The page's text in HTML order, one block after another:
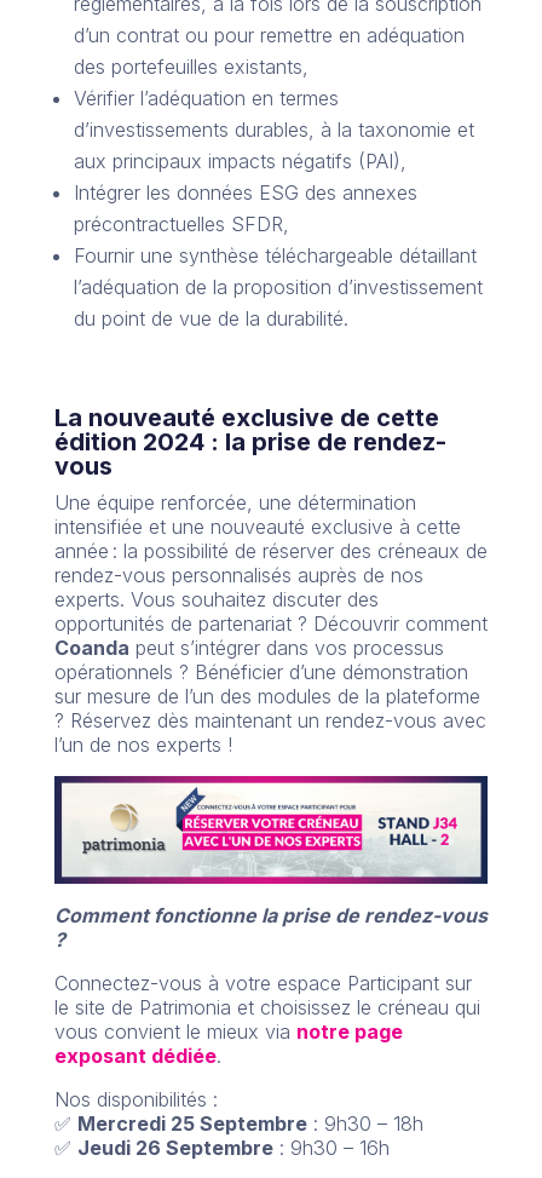
d’un contrat ou pour remettre en adéquation
des portefeuilles existants,
Vérifier l’adéquation en termes
d’investissements durables, à la taxonomie et
aux principaux impacts négatifs (PAI),
Intégrer les données ESG des annexes
précontractuelles SFDR,
Fournir une synthèse téléchargeable détaillant
l’adéquation de la proposition d’investissement
du point de vue de la durabilité.
La nouveauté exclusive de cette
édition 2024 : la prise de rendez-
vous
Une équipe renforcée, une détermination
intensifiée et une nouveauté exclusive à cette
année : la possibilité de réserver des créneaux de
rendez-vous personnalisés auprès de nos
experts. Vous souhaitez discuter des
opportunités de partenariat ? Découvrir comment
Coanda peut s’intégrer dans vos processus
opérationnels ? Bénéficier d’une démonstration
sur mesure de l’un des modules de la plateforme
? Réservez dès maintenant un rendez-vous avec
l’un de nos experts !
Comment fonctionne la prise de rendez-vous
?
Connectez-vous à votre espace Participant sur
le site de Patrimonia et choisissez le créneau qui
vous convient le mieux via notre page
exposant dédiée.
Nos disponibilités :
✅ Mercredi 25 Septembre: 9h30 – 18h
✅ Jeudi 26 Septembre: 9h30 – 16h